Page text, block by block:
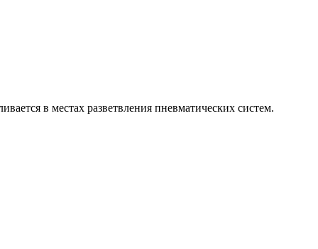
в местах разветвления пневматических систем.